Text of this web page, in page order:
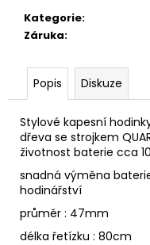
Kategorie:
Záruka:
Popis Diskuze
Stylové kapesní
dřeva se strojkem
životnost baterie cca
snadná výměna
hodinářství
průměr : 47mm
délka řetízku : 80cm
m
e
TLUSTÝ
GROŠ
VÁCLAVA
II.
K
VÝROČÍ
RAŽBY
725
LET
Č.28
7